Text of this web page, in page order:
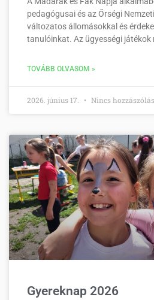
pedagógusai és az Őrségi
változatos állomásokkal és
tanulóinkat. Az ügyességi játékok
TOVÁBB OLVASOM »
2026. június 17. Nincs hozzászólás
Gyereknap 2026